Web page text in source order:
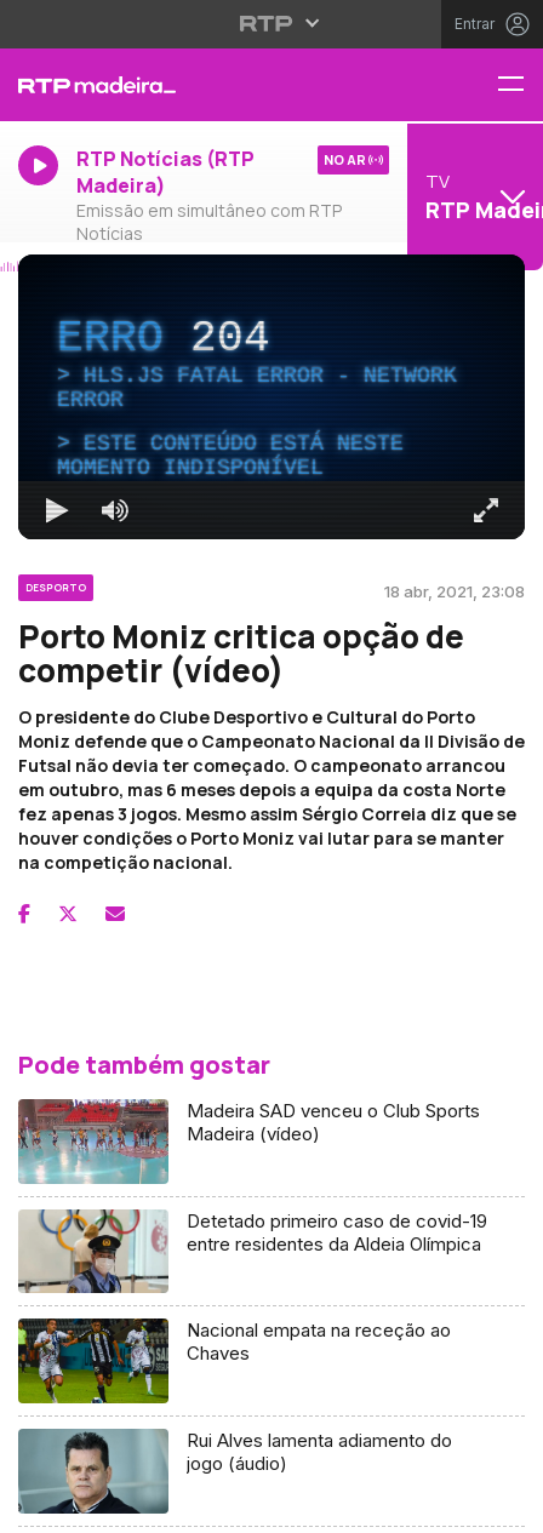
Entrar
RTP Notícias (RTP
Madeira)
Emissão em simultâneo com RTP
Notícias
NO AR
TV
RTP
ERRO204
HLS.JS FATAL ERROR - NETWORK
ERROR
ESTE CONTEÚDO ESTÁ NESTE
MOMENTO INDISPONÍVEL
DESPORTO 18 abr, 2021, 23:08
Porto Moniz critica opção de
competir (vídeo)
O presidente do Clube Desportivo e Cultural do Porto
Moniz defende que o Campeonato Nacional da II Divisão de
Futsal não devia ter começado. O campeonato arrancou
em outubro, mas 6 meses depois a equipa da costa Norte
fez apenas 3 jogos. Mesmo assim Sérgio Correia diz que se
houver condições o Porto Moniz vai lutar para se manter
na competição nacional.
Pode também gostar
Madeira SAD venceu o Club Sports
Madeira (vídeo)
Detetado primeiro caso de covid-19
entre residentes da Aldeia Olímpica
Nacional empata na receção ao
Chaves
Rui Alves lamenta adiamento do
jogo (áudio)